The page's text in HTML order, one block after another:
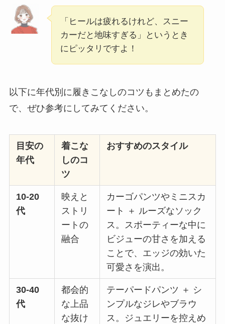
「ヒールは疲れるけれど、スニー
カーだと地味すぎる」というとき
にピッタリですよ！
以下に年代別に履きこなしのコツもまとめたの
で、ぜひ参考にしてみてください。
目安の
年代
着こな
しのコ
ツ
おすすめのスタイル
10-20
代
映えと
ストリ
ートの
融合
カーゴパンツやミニスカ
ート ＋ ルーズなソック
ス。スポーティーな中に
ビジューの甘さを加える
ことで、エッジの効いた
可愛さを演出。
30-40
代
都会的
な上品
な抜け
テーパードパンツ ＋ シ
ンプルなジレやブラウ
ス。ジュエリーを控えめ